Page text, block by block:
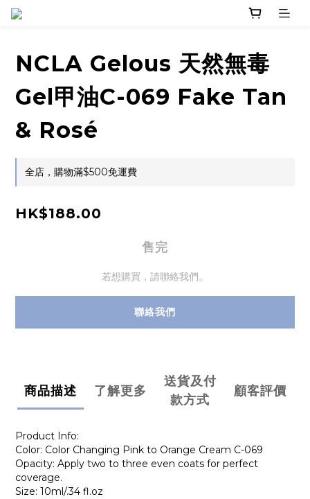
NCLA Gelous 天然無毒
Gel甲油C-069 Fake Tan
& Rosé
全店，購物滿$500免運費
HK$188.00
售完
若想購買，請聯絡我們。
聯絡我們
商品描述 了解更多
送貨及付
款方式
顧客評價
Product Info:
Color: Color Changing Pink to Orange Cream C-069
Opacity: Apply two to three even coats for perfect
coverage.
Size: 10ml/.34 fl.oz